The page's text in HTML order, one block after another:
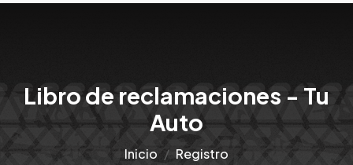
Libro de reclamaciones - Tu
Auto
Inicio Registro